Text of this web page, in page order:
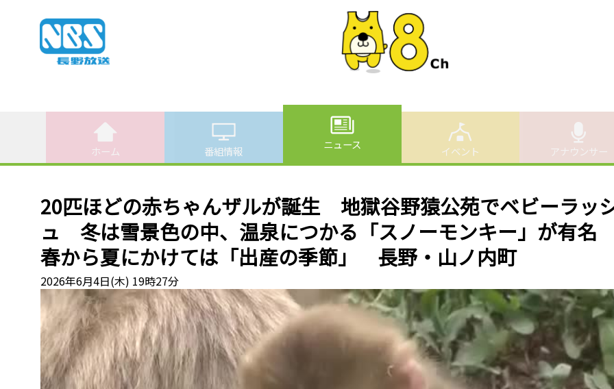
ホーム 番組情報 ニュース イベント アナウンサー
20匹ほどの赤ちゃんザルが誕生 地獄谷野猿公苑でベビーラッ
ュ 冬は雪景色の中、温泉につかる「スノーモンキー」が有
春から夏にかけては「出産の季節」 長野・山ノ内町
2026年6月4日(木) 19時27分